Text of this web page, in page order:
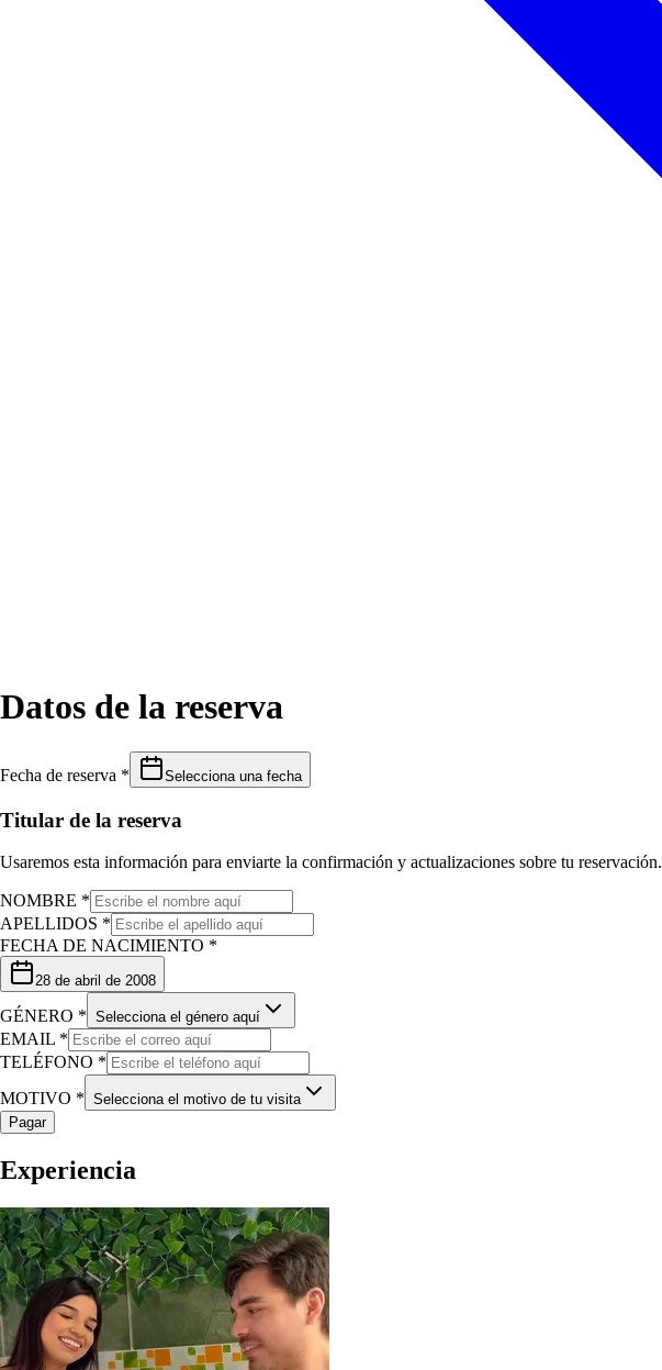
Datos de la reserva
Fecha de reserva * Selecciona una fecha
Titular de la reserva
Usaremos esta información para enviarte la confirmación y actualizaciones sobre tu reservación.
NOMBRE *
APELLIDOS *
FECHA DE NACIMIENTO *
28 de abril de 2008
GÉNERO * Selecciona el género aquí
EMAIL *
TELÉFONO *
MOTIVO * Selecciona el motivo de tu visita
Pagar
Experiencia